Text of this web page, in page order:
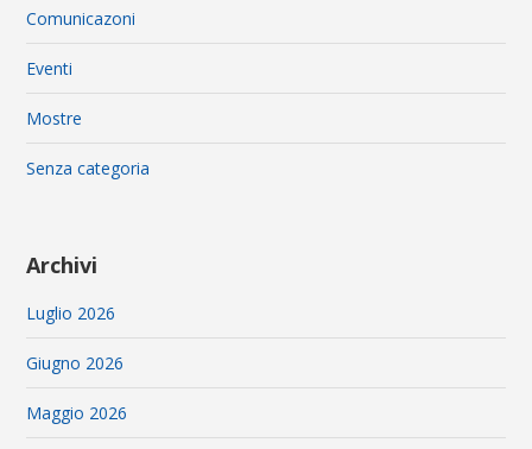
Comunicazoni
Eventi
Mostre
Senza categoria
Archivi
Luglio 2026
Giugno 2026
Maggio 2026